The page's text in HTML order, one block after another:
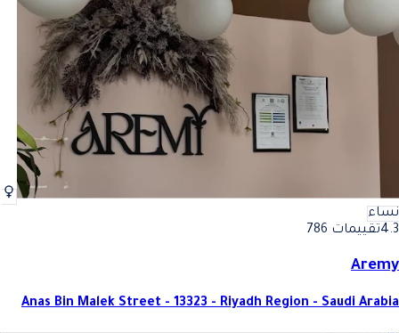
أفضل بروتين للشعر للرجال في المملكة العربية السعودية
أفضل بروتين للشعر للرجال في
نساء
4.3تقييمات 786
Aremy
Anas Bin Malek Street - 13323 - Riyadh Region - Saudi Arabia